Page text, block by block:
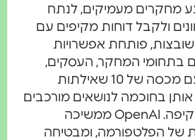
מעמיקים, לנתח
דוחות מקיפים עם
פותחת אפשרויות
המחקר, העסקים,
החינוך והצרכנות. עם מכסה של 10 שאילתות
לנושאים מורכבים
שדורשים סקירה מקיפה. OpenAI ממשיכה
הפלטפורמה, ומבטיחה